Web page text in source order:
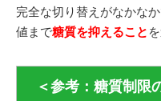
完全な切り替えがなかな
値まで糖質を抑えること
＜参考：糖質制限